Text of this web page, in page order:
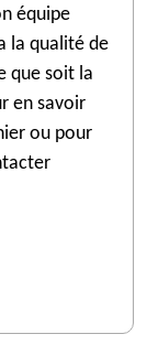
équipe
la qualité de
que soit la
en savoir
ou pour